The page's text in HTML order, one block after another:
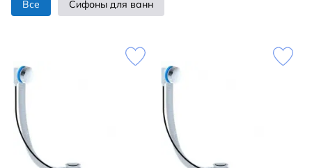
винт необходимо закрепить до упора через
Все Сифоны для ванн